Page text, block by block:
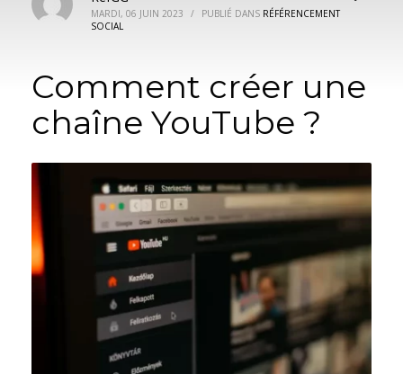
MARDI, 06 JUIN 2023 / PUBLIÉ DANS RÉFÉRENCEMENT
SOCIAL
Comment créer une
chaîne YouTube ?